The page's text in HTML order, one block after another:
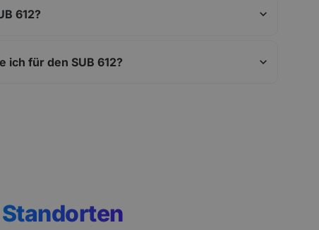
612?
für den SUB 612?
Standorten